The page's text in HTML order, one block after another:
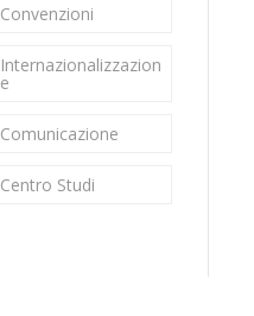
Convenzioni
Internazionalizzazion
e
Comunicazione
Centro Studi